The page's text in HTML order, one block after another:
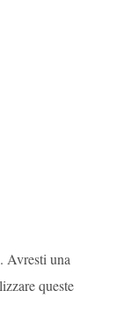
Avresti una
queste